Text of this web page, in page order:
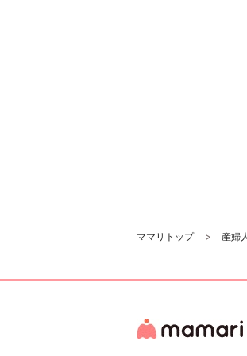
ママリトップ 産婦